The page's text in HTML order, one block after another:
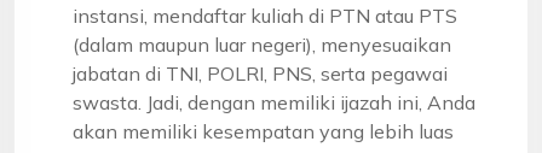
instansi, mendaftar kuliah di PTN atau PTS
(dalam maupun luar negeri), menyesuaikan
jabatan di TNI, POLRI, PNS, serta pegawai
swasta. Jadi, dengan memiliki ijazah ini, Anda
akan memiliki kesempatan yang lebih luas